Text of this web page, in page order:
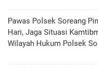
Pawas Polsek Soreang
Hari, Jaga Situasi
Wilayah Hukum Polsek